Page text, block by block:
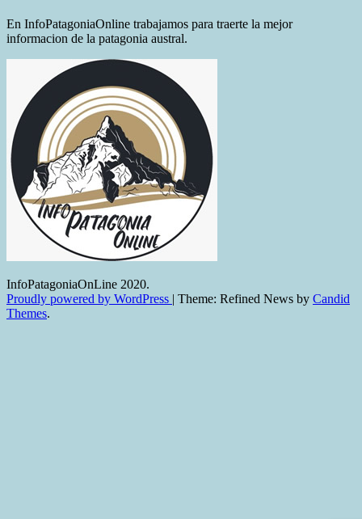
En InfoPatagoniaOnline trabajamos para traerte la mejor
informacion de la patagonia austral.
InfoPatagoniaOnLine 2020.
Proudly powered by WordPress | Theme: Refined News by Candid
Themes.